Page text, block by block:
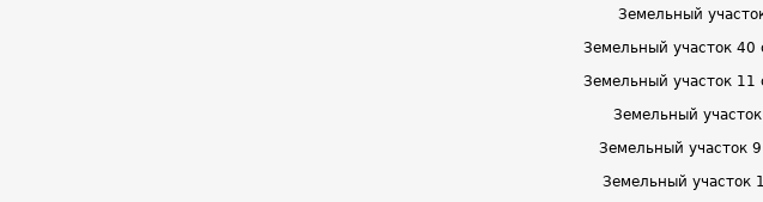
Земельный
Земельный участок 40
Земельный участок 11
Земельный
Земельный участок
Земельный участок